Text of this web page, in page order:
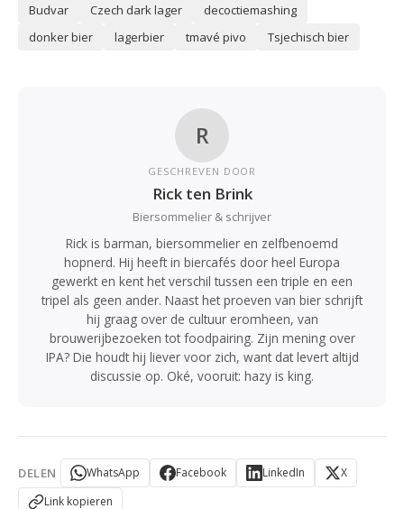
Budvar Czech dark lager
decoctiemashing
donker bier
lagerbier tmavé pivo Tsjechisch bier
R
GESCHREVEN DOOR
Rick ten Brink
Biersommelier & schrijver
Rick is barman, biersommelier en zelfbenoemd
hopnerd. Hij heeft in biercafés door heel Europa
gewerkt en kent het verschil tussen een triple en een
tripel als geen ander. Naast het proeven van bier schrijft
hij graag over de cultuur eromheen, van
brouwerijbezoeken tot foodpairing. Zijn mening over
IPA? Die houdt hij liever voor zich, want dat levert altijd
discussie op. Oké, vooruit: hazy is king.
DELEN WhatsApp Facebook LinkedIn
X
Link kopieren